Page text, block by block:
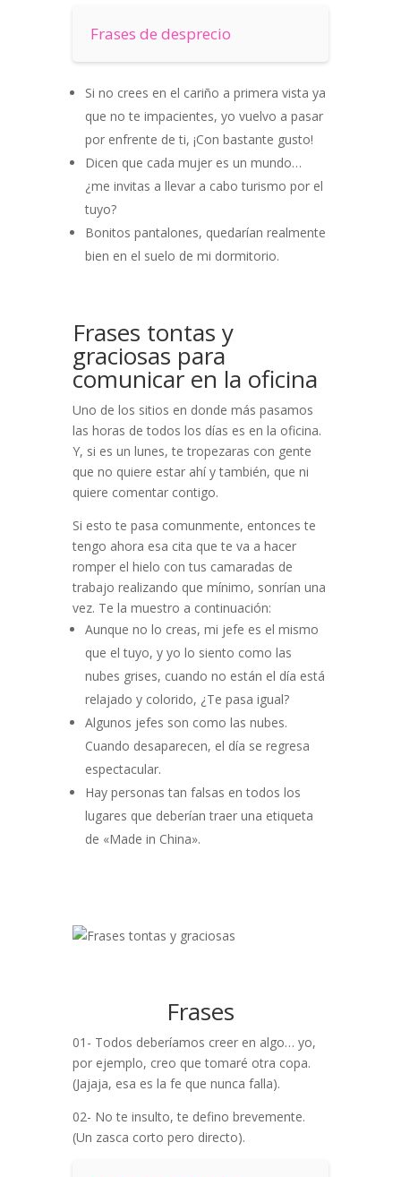
Frases de desprecio
Si no crees en el cariño a primera vista ya
que no te impacientes, yo vuelvo a pasar
por enfrente de ti, ¡Con bastante gusto!
Dicen que cada mujer es un mundo…
¿me invitas a llevar a cabo turismo por el
tuyo?
Bonitos pantalones, quedarían realmente
bien en el suelo de mi dormitorio.
Frases tontas y
graciosas para
comunicar en la oficina
Uno de los sitios en donde más pasamos
las horas de todos los días es en la oficina.
Y, si es un lunes, te tropezaras con gente
que no quiere estar ahí y también, que ni
quiere comentar contigo.
Si esto te pasa comunmente, entonces te
tengo ahora esa cita que te va a hacer
romper el hielo con tus camaradas de
trabajo realizando que mínimo, sonrían una
vez. Te la muestro a continuación:
Aunque no lo creas, mi jefe es el mismo
que el tuyo, y yo lo siento como las
nubes grises, cuando no están el día está
relajado y colorido, ¿Te pasa igual?
Algunos jefes son como las nubes.
Cuando desaparecen, el día se regresa
espectacular.
Hay personas tan falsas en todos los
lugares que deberían traer una etiqueta
de «Made in China».
Frases
01- Todos deberíamos creer en algo… yo,
por ejemplo, creo que tomaré otra copa.
(Jajaja, esa es la fe que nunca falla).
02- No te insulto, te defino brevemente.
(Un zasca corto pero directo).